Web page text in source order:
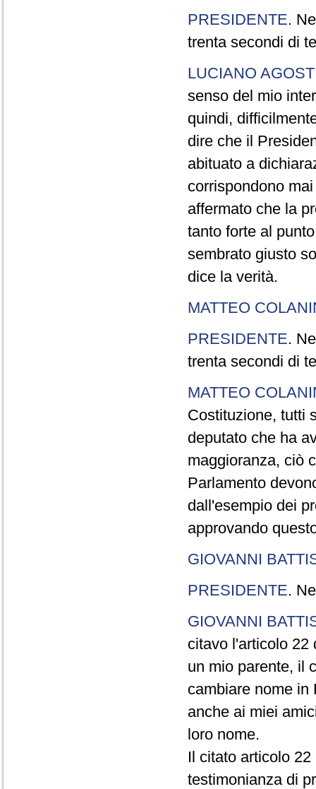
PRESIDENTE.
trenta secondi di
LUCIANO
senso del mio
quindi,
dire che il
abituato a
corrispondono
affermato che la
tanto forte al
sembrato giusto
dice la verità.
MATTEO
PRESIDENTE.
trenta secondi di
MATTEO
Costituzione, tutti
deputato che ha
maggioranza, ciò
Parlamento
dall'esempio dei
approvando
GIOVANNI
PRESIDENTE.
GIOVANNI
citavo l'articolo 22
un mio parente, il
cambiare nome in
anche ai miei
loro nome.
Il citato articolo
testimonianza di